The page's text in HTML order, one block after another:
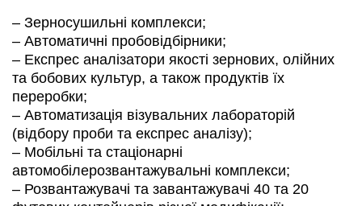
– Зерносушильні комплекси;
– Автоматичні пробовідбірники;
– Експрес аналізатори якості зернових, олійних
та бобових культур, а також продуктів їх
переробки;
– Автоматизація візувальних лабораторій
(відбору проби та експрес аналізу);
– Мобільні та стаціонарні
автомобілерозвантажувальні комплекси;
– Розвантажувачі та завантажувачі 40 та 20